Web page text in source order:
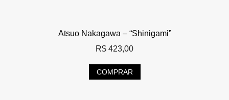
Atsuo Nakagawa – “Shinigami”
R$ 423,00
COMPRAR